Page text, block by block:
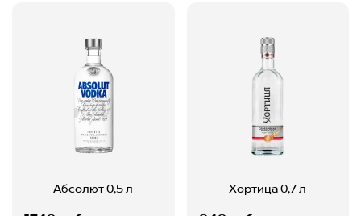
Абсолют 0,5 л Хортица 0,7 л